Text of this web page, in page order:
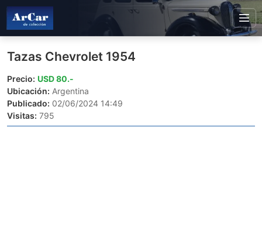
Tazas Chevrolet 1954
Precio: USD 80.-
Ubicación: Argentina
Publicado: 02/06/2024 14:49
Visitas: 795